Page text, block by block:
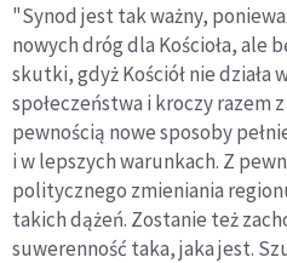
"Synod jest tak ważny,
nowych dróg dla Kościoła, ale
skutki, gdyż Kościół nie działa
społeczeństwa i kroczy razem
pewnością nowe sposoby
i w lepszych warunkach. Z
politycznego zmieniania
takich dążeń. Zostanie też
suwerenność taka, jaka jest.